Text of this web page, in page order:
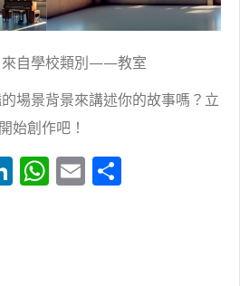
來自學校類別——教室
場景背景來講述你的故事嗎？立
始創作吧！
LinkedIn
WhatsApp
Email